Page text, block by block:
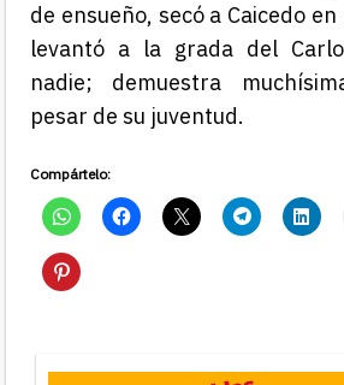
de ensueño, secó a Caicedo
levantó a la grada del
nadie; demuestra
pesar de su juventud.
Compártelo: